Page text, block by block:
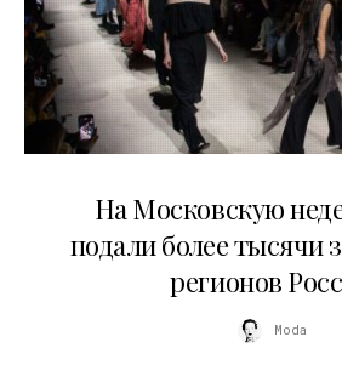
На Московскую
подали более тысячи
регионов
Moda